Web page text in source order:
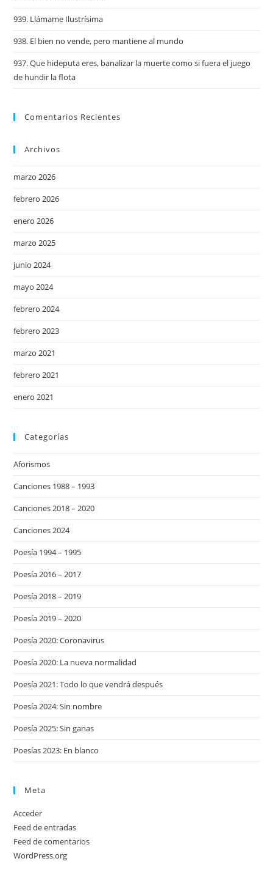
939. Llámame Ilustrísima
938. El bien no vende, pero mantiene al mundo
937. Que hideputa eres, banalizar la muerte como si fuera el juego
de hundir la flota
Comentarios Recientes
Archivos
marzo 2026
febrero 2026
enero 2026
marzo 2025
junio 2024
mayo 2024
febrero 2024
febrero 2023
marzo 2021
febrero 2021
enero 2021
Categorías
Aforismos
Canciones 1988 – 1993
Canciones 2018 – 2020
Canciones 2024
Poesía 1994 – 1995
Poesía 2016 – 2017
Poesía 2018 – 2019
Poesía 2019 – 2020
Poesía 2020: Coronavirus
Poesía 2020: La nueva normalidad
Poesía 2021: Todo lo que vendrá después
Poesía 2024: Sin nombre
Poesía 2025: Sin ganas
Poesías 2023: En blanco
Meta
Acceder
Feed de entradas
Feed de comentarios
WordPress.org